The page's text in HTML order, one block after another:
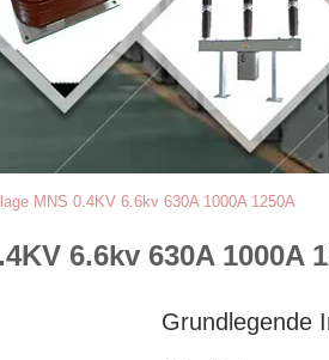
MNS 0.4KV 6.6kv 630A 1000A 1250A
6.6kv 630A 1000A
Grundlegende